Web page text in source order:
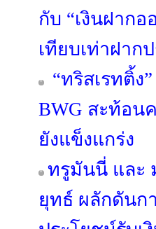
กับ “เงินฝาก
เทียบเท่าฝาก
“ทริสเรทติ้ง
BWG สะท้อน
ยังแข็งแกร่ง
ทรูมันนี่ และ
ยุทธ์ ผลักดันก